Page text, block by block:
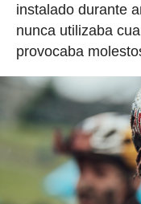
instalado durante
nunca utilizaba
provocaba